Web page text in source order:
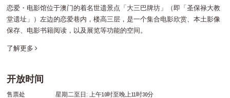
恋爱・电影馆位于澳门的着名世遗景点「大三巴牌坊」（即「圣保禄大教
堂遗址」）左边的恋爱巷内，楼高三层，是一个集合电影欣赏、本土影像
保存、电影书籍阅读，以及展览等功能的空间。
了解更多
开放时间
售票处
星期二至日: 上午10时至晚上11时30分